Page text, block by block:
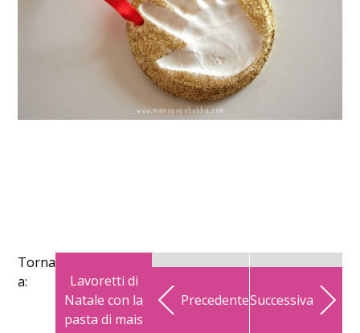
Torna
a:
Lavoretti di
Natale con la
pasta di mais
PrecedenteSuccessiva